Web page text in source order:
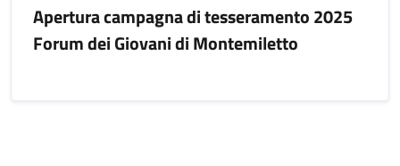
Apertura campagna di tesseramento 2025
Forum dei Giovani di Montemiletto